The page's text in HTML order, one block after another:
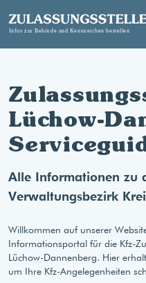
Lüchow-
Alle Informationen zu
Verwaltungsbezirk
Willkommen auf unserer
Informationsportal für die Kfz-
Lüchow-Dannenberg. Hier
um Ihre Kfz-Angelegenheiten